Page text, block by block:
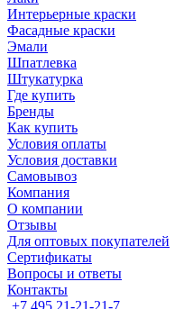
Интерьерные краски
Фасадные краски
Эмали
Шпатлевка
Штукатурка
Где купить
Бренды
Как купить
Условия оплаты
Условия доставки
Самовывоз
Компания
О компании
Отзывы
Для оптовых покупателей
Сертификаты
Вопросы и ответы
Контакты
+7 495 21-21-21-7